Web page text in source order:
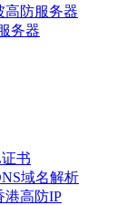
高防服务器
务器
证书
域名解析
港高防IP